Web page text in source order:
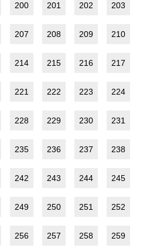
200 201 202 203
207 208 209 210
214 215 216 217
221 222 223 224
228 229 230 231
235 236 237 238
242 243 244 245
249 250 251 252
256 257 258 259